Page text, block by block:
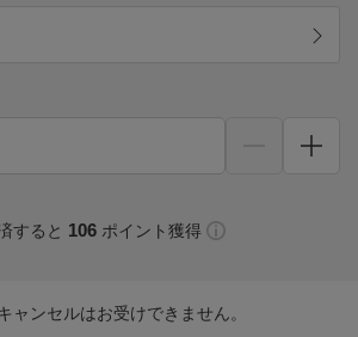
すると 106 ポイント獲得
ンセルはお受けできません。